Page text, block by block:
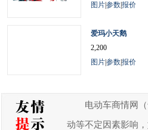
图片参数报价
爱玛小天鹅
2,200
图片参数报价
电动车商情网
动等不定因素影响